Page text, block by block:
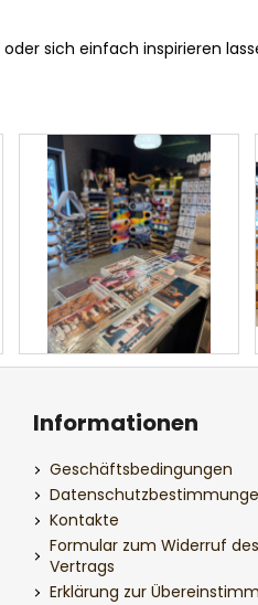
sich einfach inspirieren
Informationen
Geschäftsbedingungen
Kontakte
Formular zum Widerruf des
Vertrags
Erklärung zur